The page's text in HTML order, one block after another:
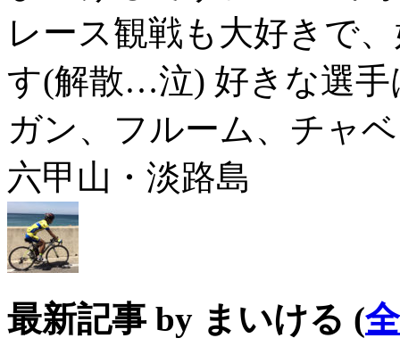
レース観戦も大好きで
す(解散…泣) 好きな選
ガン、フルーム、チャ
六甲山・淡路島
最新記事 by まいける (